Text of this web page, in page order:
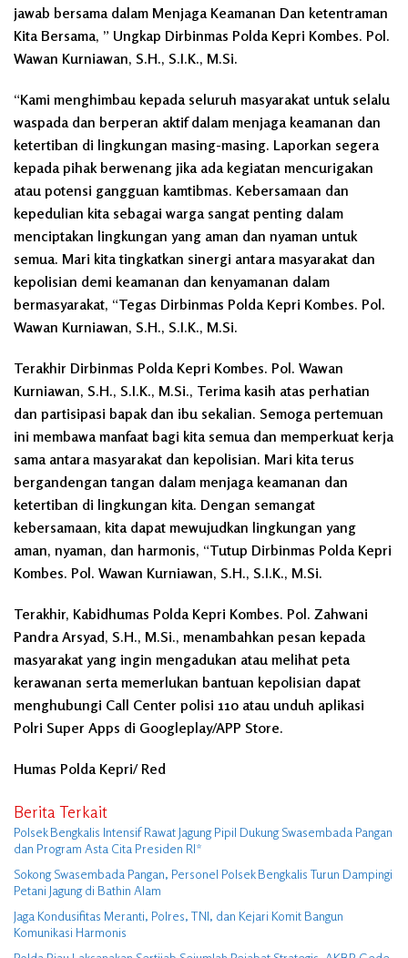
jawab bersama dalam Menjaga Keamanan Dan ketentraman
Kita Bersama, ” Ungkap Dirbinmas Polda Kepri Kombes. Pol.
Wawan Kurniawan, S.H., S.I.K., M.Si.
“Kami menghimbau kepada seluruh masyarakat untuk selalu
waspada dan berperan aktif dalam menjaga keamanan dan
ketertiban di lingkungan masing-masing. Laporkan segera
kepada pihak berwenang jika ada kegiatan mencurigakan
atau potensi gangguan kamtibmas. Kebersamaan dan
kepedulian kita sebagai warga sangat penting dalam
menciptakan lingkungan yang aman dan nyaman untuk
semua. Mari kita tingkatkan sinergi antara masyarakat dan
kepolisian demi keamanan dan kenyamanan dalam
bermasyarakat, “Tegas Dirbinmas Polda Kepri Kombes. Pol.
Wawan Kurniawan, S.H., S.I.K., M.Si.
Terakhir Dirbinmas Polda Kepri Kombes. Pol. Wawan
Kurniawan, S.H., S.I.K., M.Si., Terima kasih atas perhatian
dan partisipasi bapak dan ibu sekalian. Semoga pertemuan
ini membawa manfaat bagi kita semua dan memperkuat kerja
sama antara masyarakat dan kepolisian. Mari kita terus
bergandengan tangan dalam menjaga keamanan dan
ketertiban di lingkungan kita. Dengan semangat
kebersamaan, kita dapat mewujudkan lingkungan yang
aman, nyaman, dan harmonis, “Tutup Dirbinmas Polda Kepri
Kombes. Pol. Wawan Kurniawan, S.H., S.I.K., M.Si.
Terakhir, Kabidhumas Polda Kepri Kombes. Pol. Zahwani
Pandra Arsyad, S.H., M.Si., menambahkan pesan kepada
masyarakat yang ingin mengadukan atau melihat peta
kerawanan serta memerlukan bantuan kepolisian dapat
menghubungi Call Center polisi 110 atau unduh aplikasi
Polri Super Apps di Googleplay/APP Store.
Humas Polda Kepri/ Red
Berita Terkait
Polsek Bengkalis Intensif Rawat Jagung Pipil Dukung Swasembada Pangan
dan Program Asta Cita Presiden RI*
Sokong Swasembada Pangan, Personel Polsek Bengkalis Turun Dampingi
Petani Jagung di Bathin Alam
Jaga Kondusifitas Meranti, Polres, TNI, dan Kejari Komit Bangun
Komunikasi Harmonis